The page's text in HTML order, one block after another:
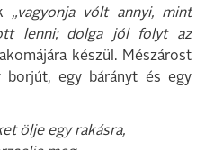
„vagyonja vólt annyi, mint
lenni; dolga jól folyt az
készül. Mészárost
egy bárányt és egy
ölje egy rakásra,